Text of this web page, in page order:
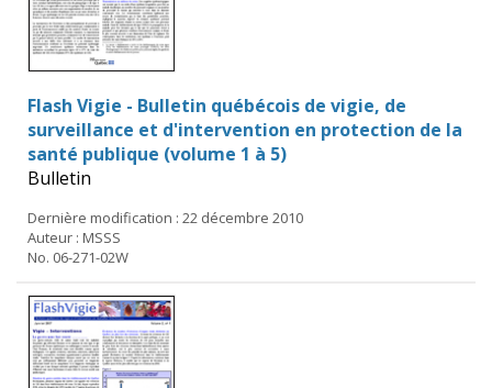
Flash Vigie - Bulletin québécois de vigie, de
surveillance et d'intervention en protection de la
santé publique (volume 1 à 5)
Bulletin
Dernière modification : 22 décembre 2010
Auteur : MSSS
No. 06-271-02W